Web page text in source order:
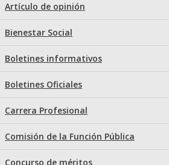
Artículo de opinión
Bienestar Social
Boletines informativos
Boletines Oficiales
Carrera Profesional
Comisión de la Función Pública
Concurso de méritos